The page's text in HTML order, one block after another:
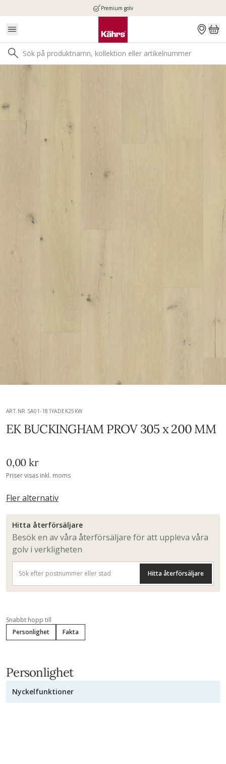
Premium golv
ART.NR SA01-181YADEK25KW
EK BUCKINGHAM PROV 305 x 200 MM
0,00 kr
Priser visas inkl. moms
Fler alternativ
Hitta återförsäljare
Besök en av våra återförsäljare för att uppleva våra
golv i verkligheten
Hitta återförsäljare
Snabbt hopp till
Personlighet
Fakta
Personlighet
Nyckelfunktioner